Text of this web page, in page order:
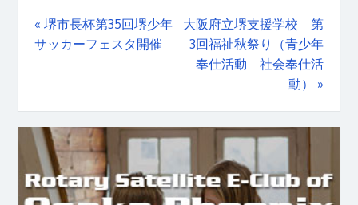
« 堺市長杯第35回堺少年
サッカーフェスタ開催
大阪府立堺支援学校 第
3回福祉秋祭り（青少年
奉仕活動 社会奉仕活
動） »